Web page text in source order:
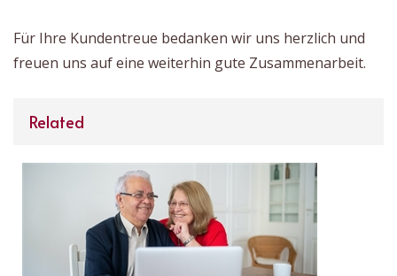
Für Ihre Kundentreue bedanken wir uns herzlich und
freuen uns auf eine weiterhin gute Zusammenarbeit.
Related